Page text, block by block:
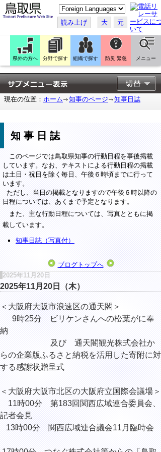
こ
の
ペ
ー
ジ
翻
訳
す
る
読み上げ 大 元
県外の方へ 分野で探す 組織で探す 防災 緊急 メニュー
現在の位置： ホーム 知事のページ 知事日誌
知事日誌
このページでは鳥取県知事の行動日程を事後掲載
しています。なお、テキストによる行動日程の掲載
は土日・祝日を除く毎日、午後６時頃までに行って
います。
ただし、当日の掲載となりますので午後６時以降の
日程については、あくまで予定となります。
また、主な行動日程については、写真とともに掲
載しています。
知事日誌（写真付）
ブログトップへ
2025年11月20日
2025年11月20日（木）
＜大阪府大阪市浪速区の通天閣＞
9時25分 ビリケンさんへの松葉がに奉
納
及び 通天閣観光株式会社か
らの企業版ふるさと納税を活用した寄附に対
する感謝状贈呈式
＜大阪府大阪市北区の大阪府立国際会議場＞
11時00分 第183回関西広域連合委員会、
記者会見
13時00分 関西広域連合議会11月臨時会